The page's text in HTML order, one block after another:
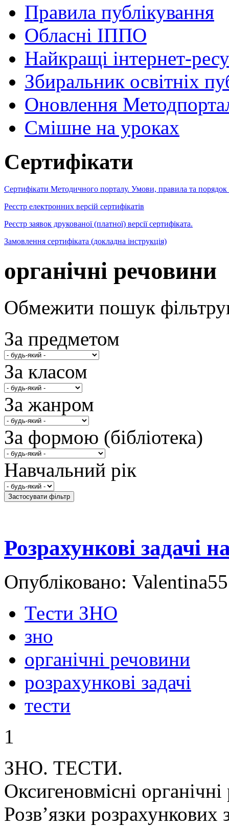
Правила публікування
Обласні ІППО
Найкращі інтернет-
Збиральник освітніх
Оновлення
Cмішне на уроках
Сертифікати
Сертифікати Методичного порталу. Умови, правила та порядок
Реєстр електронних версій сертифікатів
Реєстр заявок друкованої (платної) версії сертифіката.
Замовлення сертифіката (докладна інструкція)
органічні речовини
Обмежити пошук
За предметом
За класом
За жанром
За формою (бібліотека)
Навчальний рік
Розрахункові задачі
Опубліковано:
Тести ЗНО
зно
органічні речовини
розрахункові задачі
тести
1
ЗНО. ТЕСТИ.
Оксигеновмісні
Розв’язки розрахункових